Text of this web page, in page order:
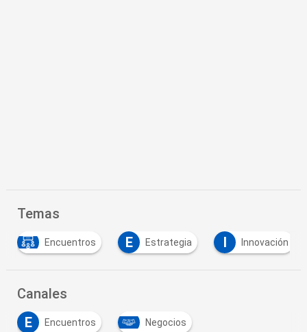
Temas
Encuentros E Estrategia I Innovación
Canales
E
Encuentros Negocios